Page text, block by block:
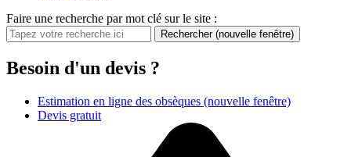
Faire une recherche par mot clé sur le site :
Rechercher (nouvelle fenêtre)
Besoin d'un devis ?
Estimation en ligne des obsèques (nouvelle fenêtre)
Devis gratuit